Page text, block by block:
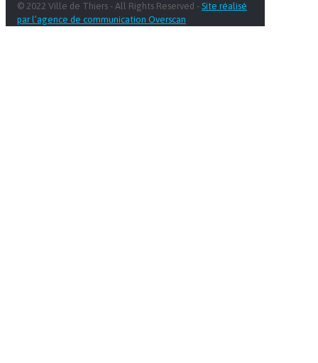
© 2022 Ville de Thiers - All Rights Reserved - Site réalisé
par l’agence de communication Overscan